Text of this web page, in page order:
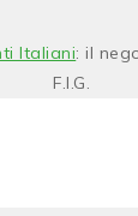
Italiani: il
F.I.G.